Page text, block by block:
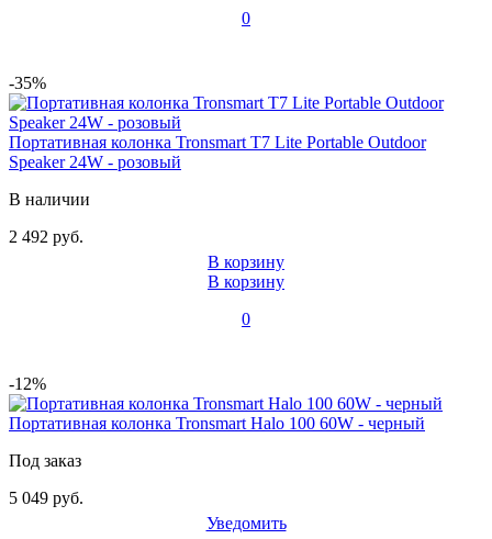
0
-35%
Портативная колонка Tronsmart T7 Lite Portable Outdoor
Speaker 24W - розовый
В наличии
2 492 руб.
В корзину
В корзину
0
-12%
Портативная колонка Tronsmart Halo 100 60W - черный
Под заказ
5 049 руб.
Уведомить